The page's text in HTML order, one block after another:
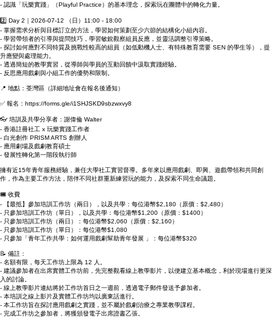
將相關技巧轉化並應用於小組引導。
- 認識「玩樂實踐」（Playful Practice）的基本理念，探索玩在團體中的轉化力量。
2️⃣ Day 2｜2026-07-12 （日）11:00 - 18:00
- 掌握需求分析與目標訂立的方法，學習如何策劃至少六節的結構化小組內容。
- 學習帶領者的引導與提問技巧，學習敏銳觀察組員反應，並靈活調整引導策略。
- 探討如何應對不同特質及挑戰性較高的組員（如低動機人士、有特殊教育需要 SEN 的學生等），提
升應變與處理能力。
- 反思應用戲劇與小組工作的優勢和限制。
📍 地點：荃灣區（詳細地址會在報名後通知）
✅ 報名：https://forms.gle/i1SHJSKD9sbzwxvy8
👓 培訓及共學分享者：謝偉倫 Walter
- 香港註冊社工 x 玩樂實踐工作者
- 白光創作 PRISM ARTS 創辦人
- 發展性轉化第一階段執行師
作，作為主要工作方法，陪伴不同社群重新練習玩的能力，及探索不同生命議題。
🎟️ 收費
- 【最抵】參加培訓工作坊（兩日），以及共學：每位港幣$2,180（原價：$2,480）
- 只參加培訓工作坊（單日），以及共學：每位港幣$1,200（原價：$1400）
- 只參加培訓工作坊（兩日）：每位港幣$2,060（原價：$2,160）
- 只參加「青年工作共學：如何運用戲劇幫助青年發展 」：每位港幣$320
📝 備註：
- 名額有限，每天工作坊上限為 12 人。
- 建議參加者在出席實體工作坊前，先完整觀看線上教學影片，以便建立基本概念，利於現場進行更深
入的討論。
- 線上教學影片連結將於工作坊首日之一週前，透過電子郵件發送予參加者。
- 本培訓之線上影片及實體工作坊均以廣東話進行。